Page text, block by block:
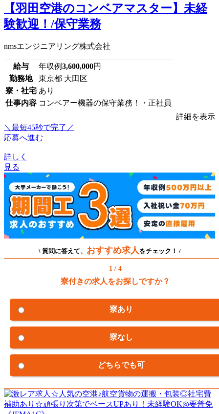
【羽田空港のコンベアマスター】未経
験歓迎！/保守業務
nmsエンジニアリング株式会社
給与 年収例3,600,000円
勤務地
東京都 大田区
寮・社宅 あり
仕事内容 コンベアー機器の保守業務！・正社員
詳細を表示
＼最短45秒で完了／
応募へ進む
詳しく
見る
\ 質問に答えて、 おすすめ求人 をチェック！ /
1 / 4
寮付きの求人をお探しですか？
寮あり
寮なし
どちらでも可